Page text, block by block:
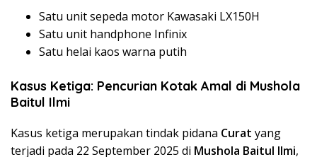
Satu unit sepeda motor Kawasaki LX150H
Satu unit handphone Infinix
Satu helai kaos warna putih
Kasus Ketiga: Pencurian Kotak Amal di Mushola
Baitul Ilmi
Kasus ketiga merupakan tindak pidana Curat yang
terjadi pada 22 September 2025 di Mushola Baitul Ilmi,